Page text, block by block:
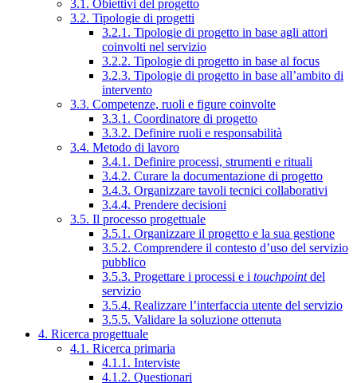
3.1. Obiettivi del progetto
3.2. Tipologie di progetti
3.2.1. Tipologie di progetto in base agli attori
coinvolti nel servizio
3.2.2. Tipologie di progetto in base al focus
3.2.3. Tipologie di progetto in base all’ambito di
intervento
3.3. Competenze, ruoli e figure coinvolte
3.3.1. Coordinatore di progetto
3.3.2. Definire ruoli e responsabilità
3.4. Metodo di lavoro
3.4.1. Definire processi, strumenti e rituali
3.4.2. Curare la documentazione di progetto
3.4.3. Organizzare tavoli tecnici collaborativi
3.4.4. Prendere decisioni
3.5. Il processo progettuale
3.5.1. Organizzare il progetto e la sua gestione
3.5.2. Comprendere il contesto d’uso del servizio
pubblico
3.5.3. Progettare i processi e i touchpointdel
servizio
3.5.4. Realizzare l’interfaccia utente del servizio
3.5.5. Validare la soluzione ottenuta
4. Ricerca progettuale
4.1. Ricerca primaria
4.1.1. Interviste
4.1.2. Questionari